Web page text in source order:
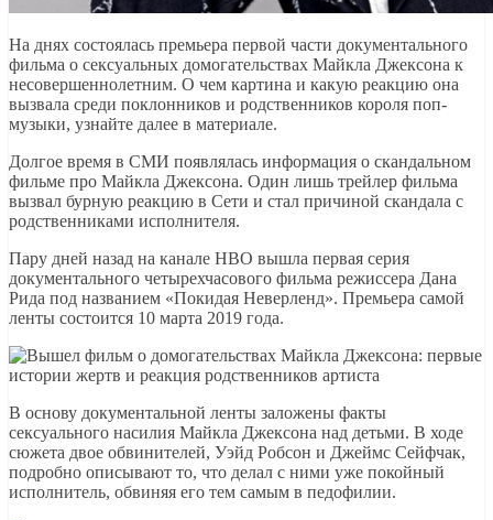
На днях состоялась премьера первой части документального
фильма о сексуальных домогательствах Майкла Джексона к
несовершеннолетним. О чем картина и какую реакцию она
вызвала среди поклонников и родственников короля поп-
музыки, узнайте далее в материале.
Долгое время в СМИ появлялась информация о скандальном
фильме про Майкла Джексона. Один лишь трейлер фильма
вызвал бурную реакцию в Сети и стал причиной скандала с
родственниками исполнителя.
Пару дней назад на канале HBO вышла первая серия
документального четырехчасового фильма режиссера Дана
Рида под названием «Покидая Неверленд». Премьера самой
ленты состоится 10 марта 2019 года.
В основу документальной ленты заложены факты
сексуального насилия Майкла Джексона над детьми. В ходе
сюжета двое обвинителей, Уэйд Робсон и Джеймс Сейфчак,
подробно описывают то, что делал с ними уже покойный
исполнитель, обвиняя его тем самым в педофилии.